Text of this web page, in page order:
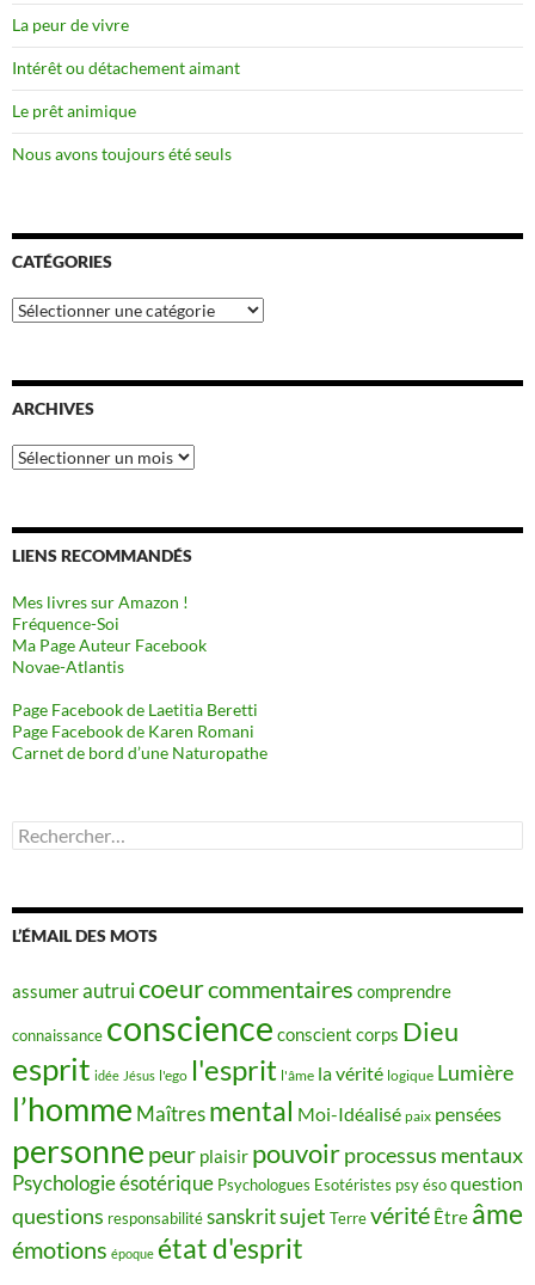
La peur de vivre
Intérêt ou détachement aimant
Le prêt animique
Nous avons toujours été seuls
CATÉGORIES
Catégories
ARCHIVES
Archives
LIENS RECOMMANDÉS
Mes livres sur Amazon !
Fréquence-Soi
Ma Page Auteur Facebook
Novae-Atlantis
Page Facebook de Laetitia Beretti
Page Facebook de Karen Romani
Carnet de bord d’une Naturopathe
Rechercher :
L’ÉMAIL DES MOTS
assumerautruicoeurcommentaires comprendre
connaissance conscience conscient corps Dieu
esprit idée Jésus l'ego l'esprit l'âme la vérité logique Lumière
l’homme Maîtres mental Moi-Idéalisé paix pensées
personne peur plaisir pouvoirprocessus mentaux
Psychologie ésotérique Psychologues Esotéristes psy ésoquestion
questions responsabilitésanskritsujet Terrevérité Être âme
émotions époque état d'esprit